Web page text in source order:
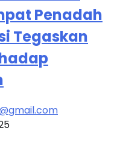
Penadah
Tegaskan